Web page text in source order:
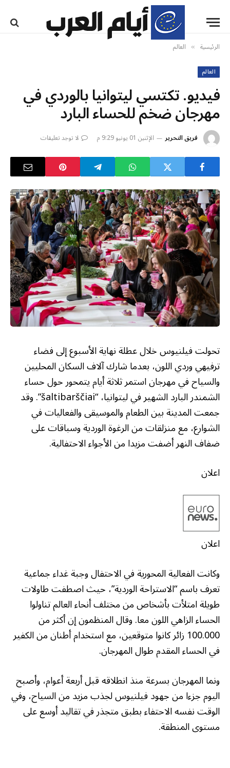
الرئيسية » العالم
العالم
فيديو. تكتسي ليتوانيا بالوردي في
مهرجان ضخم للحساء البارد
فريق التحرير الإثنين 01 يونيو 9:29 م لا توجد تعليقات
تحولت فيلنيوس خلال عطلة نهاية الأسبوع إلى فضاء
ترفيهي وردي اللون، بعدما شارك آلاف السكان المحليين
والسياح في مهرجان استمر ثلاثة أيام يتمحور حول حساء
الشمندر البارد الشهير في ليتوانيا، “šaltibarščiai”. وقد
جمعت المدينة بين الطعام والموسيقى والفعاليات في
الشوارع، مع منزلقات من الرغوة الوردية وسباقات على
ضفاف النهر أضفت مزيدا من الأجواء الاحتفالية.
اعلان
اعلان
وكانت الفعالية المحورية في الاحتفال وجبة غداء جماعية
تعرف باسم “الاستراحة الوردية”، حيث اصطفت طاولات
طويلة امتلأت بأشخاص من مختلف أنحاء العالم تناولوا
الحساء الزاهي اللون معا. وقال المنظمون إن أكثر من
100.000 زائر كانوا متوقعين، مع استخدام أطنان من الكفير
في الحساء المقدم طوال المهرجان.
ونما المهرجان بسرعة منذ انطلاقه قبل أربعة أعوام، وأصبح
اليوم جزءا من جهود فيلنيوس لجذب مزيد من السياح، وفي
الوقت نفسه الاحتفاء بطبق متجذر في تقاليد أوسع على
مستوى المنطقة.